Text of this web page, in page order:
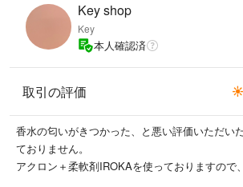
Key shop
Key
本人確認済
取引の評価
香水の匂いがきつかった、と悪い評価いただい
ておりません。
アクロン＋柔軟剤IROKAを使っておりますので